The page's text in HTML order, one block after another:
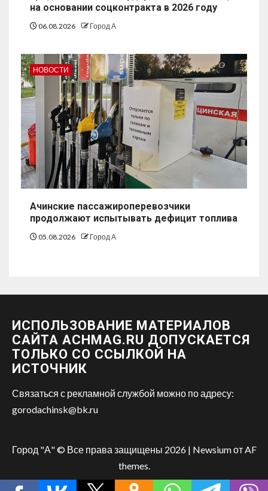
на основании соцконтракта в 2026 году
06.08.2026 Город А
НОВОСТИ
Ачинские пассажироперевозчики
продолжают испытывать дефицит топлива
05.08.2026 Город А
ИСПОЛЬЗОВАНИЕ МАТЕРИАЛОВ
САЙТА ACHMAG.RU ДОПУСКАЕТСЯ
ТОЛЬКО СО ССЫЛКОЙ НА
ИСТОЧНИК
Связаться с рекламной службой можно по адресу:
gorodachinsk@bk.ru
Город "А" © Все права защищены 2026 | Newsiumот AF
themes.